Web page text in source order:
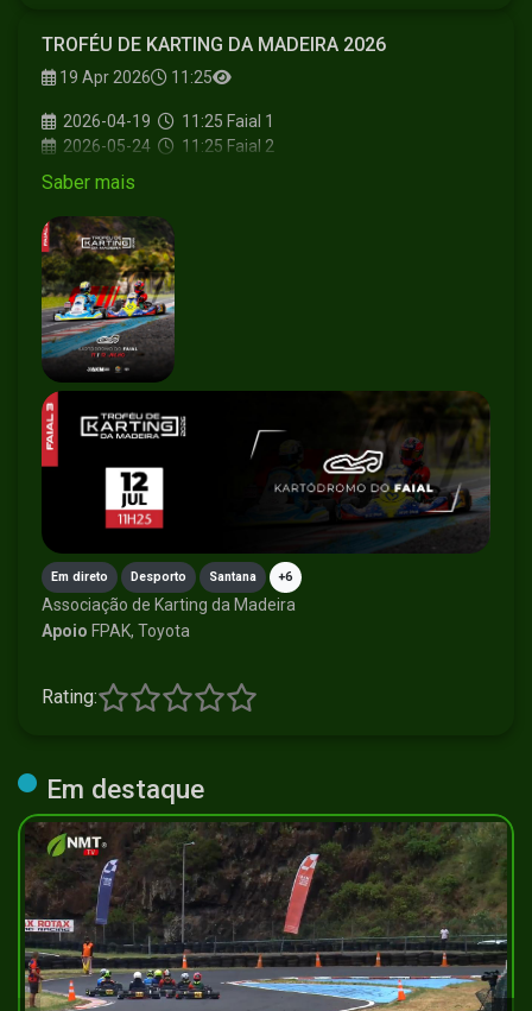
TROFÉU DE KARTING DA MADEIRA 2026
19 Apr 2026 11:25
2026-04-19 11:25 Faial 1
2026-05-24
11:25 Faial 2
2026-07-12
2026-11-01
Saber mais
Em direto Desporto Santana +6
Associação de Karting da Madeira
Apoio FPAK, Toyota
Rating:
Em destaque